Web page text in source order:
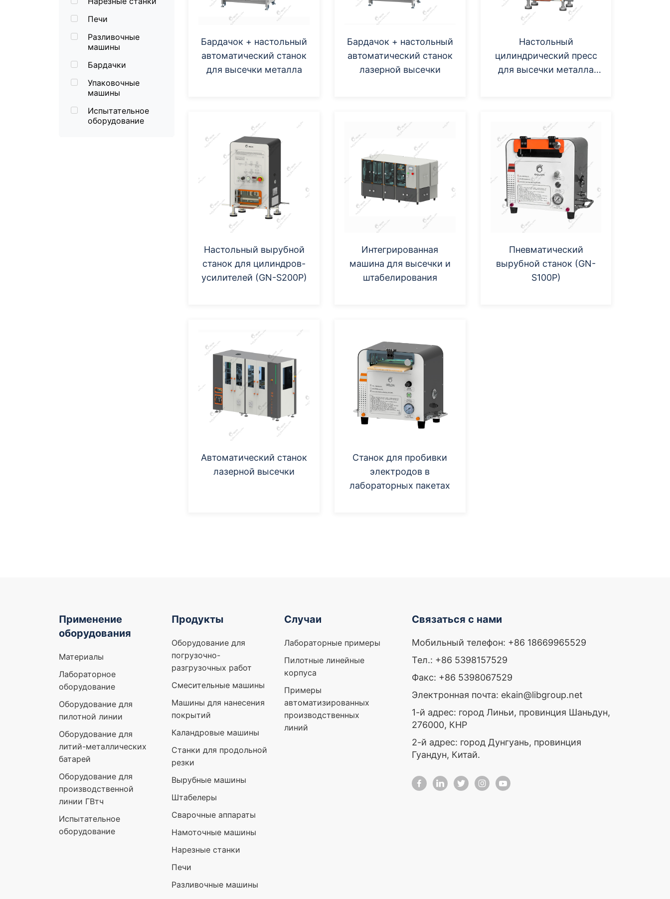
Печи
Разливочные
машины
Бардачки
Упаковочные
машины
Испытательное
оборудование
Бардачок + настольный
автоматический станок
для высечки металла
Бардачок + настольный
автоматический станок
лазерной высечки
Настольный
цилиндрический пресс
для высечки металла
Настольный вырубной
станок для цилиндров-
усилителей (GN-S200P)
Интегрированная
машина для высечки и
штабелирования
Пневматический
вырубной станок (GN-
S100P)
Автоматический станок
лазерной высечки
Станок для пробивки
электродов в
лабораторных пакетах
Применение
оборудования
Материалы
Лабораторное
оборудование
Оборудование для
пилотной линии
Оборудование для
литий-металлических
батарей
Оборудование для
производственной
линии ГВтч
Испытательное
оборудование
Продукты
Оборудование для
погрузочно-
разгрузочных работ
Смесительные машины
Машины для нанесения
покрытий
Каландровые машины
Станки для продольной
резки
Вырубные машины
Штабелеры
Сварочные аппараты
Намоточные машины
Нарезные станки
Печи
Разливочные машины
Случаи
Лабораторные примеры
Пилотные линейные
корпуса
Примеры
автоматизированных
производственных
линий
Связаться с нами
Мобильный телефон: +86 18669965529
Тел.: +86 5398157529
Факс: +86 5398067529
Электронная почта: ekain@libgroup.net
1-й адрес: город Линьи, провинция Шаньдун,
276000, КНР
2-й адрес: город Дунгуань, провинция
Гуандун, Китай.